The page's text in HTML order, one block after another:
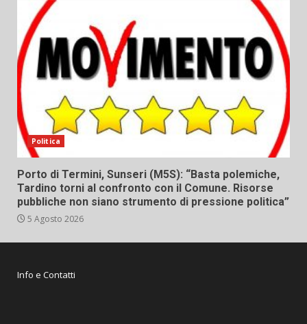
Politica
Porto di Termini, Sunseri (M5S): “Basta polemiche,
Tardino torni al confronto con il Comune. Risorse
pubbliche non siano strumento di pressione politica”
5 Agosto 2026
Info e Contatti